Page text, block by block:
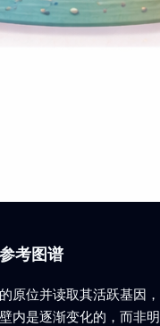
考图谱
原位并读取其活跃基因
内是逐渐变化的，而非